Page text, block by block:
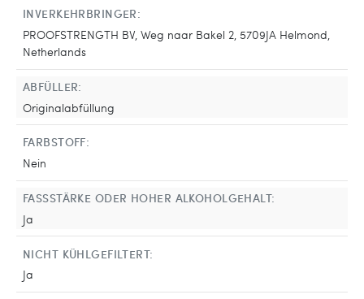
INVERKEHRBRINGER:
PROOFSTRENGTH BV, Weg naar Bakel 2, 5709JA Helmond,
Netherlands
ABFÜLLER:
Originalabfüllung
FARBSTOFF:
Nein
FASSSTÄRKE ODER HOHER ALKOHOLGEHALT:
Ja
NICHT KÜHLGEFILTERT:
Ja